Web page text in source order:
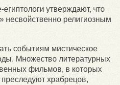
утверждают, что
несвойственно религиозным
событиям мистическое
Множество литературных
фильмов, в которых
преследуют храбрецов,